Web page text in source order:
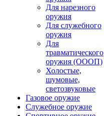
Для нарезного
оружия
Для служебного
оружия
Для
травматического
оружия (ОООП)
Холостые,
шумовые,
светозвуковые
Газовое оружие
Служебное оружие